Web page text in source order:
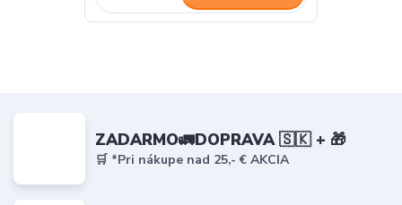
ZADARMO🚛DOPRAVA 🇸🇰 + 🎁
🛒 *Pri nákupe nad 25,- € AKCIA